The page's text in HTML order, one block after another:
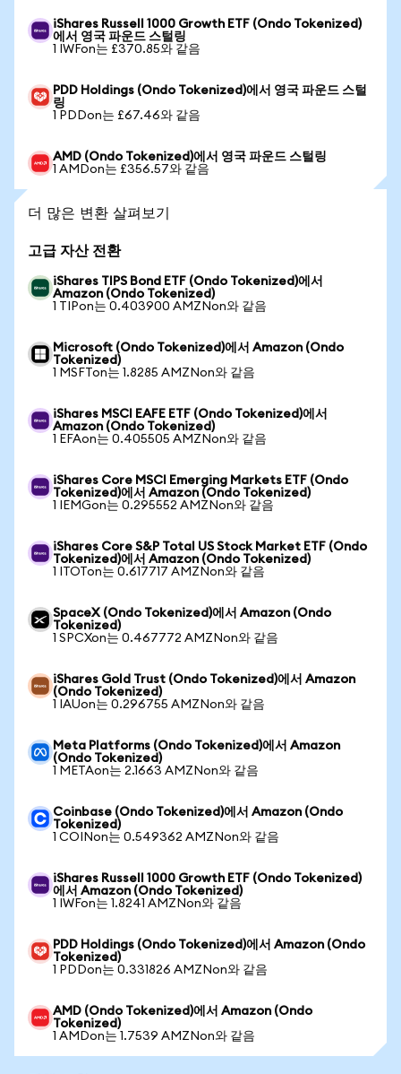
iShares Russell 1000 Growth ETF (Ondo Tokenized)
에서 영국 파운드 스털링
1 IWFon는 £370.85와 같음
PDD Holdings (Ondo Tokenized)에서 영국 파운드 스털
링
1 PDDon는 £67.46와 같음
AMD (Ondo Tokenized)에서 영국 파운드 스털링
1 AMDon는 £356.57와 같음
더 많은 변환 살펴보기
고급 자산 전환
iShares TIPS Bond ETF (Ondo Tokenized)에서
Amazon (Ondo Tokenized)
1 TIPon는 0.403900 AMZNon와 같음
Microsoft (Ondo Tokenized)에서 Amazon (Ondo
Tokenized)
1 MSFTon는 1.8285 AMZNon와 같음
iShares MSCI EAFE ETF (Ondo Tokenized)에서
Amazon (Ondo Tokenized)
1 EFAon는 0.405505 AMZNon와 같음
iShares Core MSCI Emerging Markets ETF (Ondo
Tokenized)에서 Amazon (Ondo Tokenized)
1 IEMGon는 0.295552 AMZNon와 같음
iShares Core S&P Total US Stock Market ETF (Ondo
Tokenized)에서 Amazon (Ondo Tokenized)
1 ITOTon는 0.617717 AMZNon와 같음
SpaceX (Ondo Tokenized)에서 Amazon (Ondo
Tokenized)
1 SPCXon는 0.467772 AMZNon와 같음
iShares Gold Trust (Ondo Tokenized)에서 Amazon
(Ondo Tokenized)
1 IAUon는 0.296755 AMZNon와 같음
Meta Platforms (Ondo Tokenized)에서 Amazon
(Ondo Tokenized)
1 METAon는 2.1663 AMZNon와 같음
Coinbase (Ondo Tokenized)에서 Amazon (Ondo
Tokenized)
1 COINon는 0.549362 AMZNon와 같음
iShares Russell 1000 Growth ETF (Ondo Tokenized)
에서 Amazon (Ondo Tokenized)
1 IWFon는 1.8241 AMZNon와 같음
PDD Holdings (Ondo Tokenized)에서 Amazon (Ondo
Tokenized)
1 PDDon는 0.331826 AMZNon와 같음
AMD (Ondo Tokenized)에서 Amazon (Ondo
Tokenized)
1 AMDon는 1.7539 AMZNon와 같음